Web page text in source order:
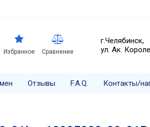
Избранное Сравнение
г.Челябинск,
ул. Ак.
Отзывы F.A.Q. Контакты/